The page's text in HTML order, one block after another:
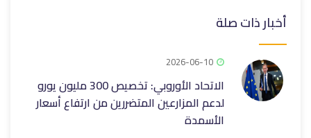
أخبار ذات صلة
2026-06-10
الاتحاد الأوروبي: تخصيص 300 مليون يورو
لدعم المزارعين المتضررين من ارتفاع أسعار
الأسمدة